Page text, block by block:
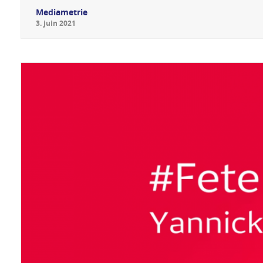
Mediametrie
3.juin 2021